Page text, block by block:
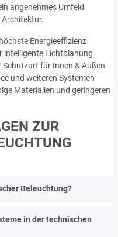
angenehmes Umfeld
Energieeffizienz
intelligente Lichtplanung
Schutzart für Innen & Außen
und weiteren Systemen
Materialien und geringeren
ZUR
Beleuchtung?
in der technischen